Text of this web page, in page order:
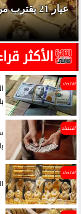
الأكثر
اقتصاد
اقتصاد
اقتصاد